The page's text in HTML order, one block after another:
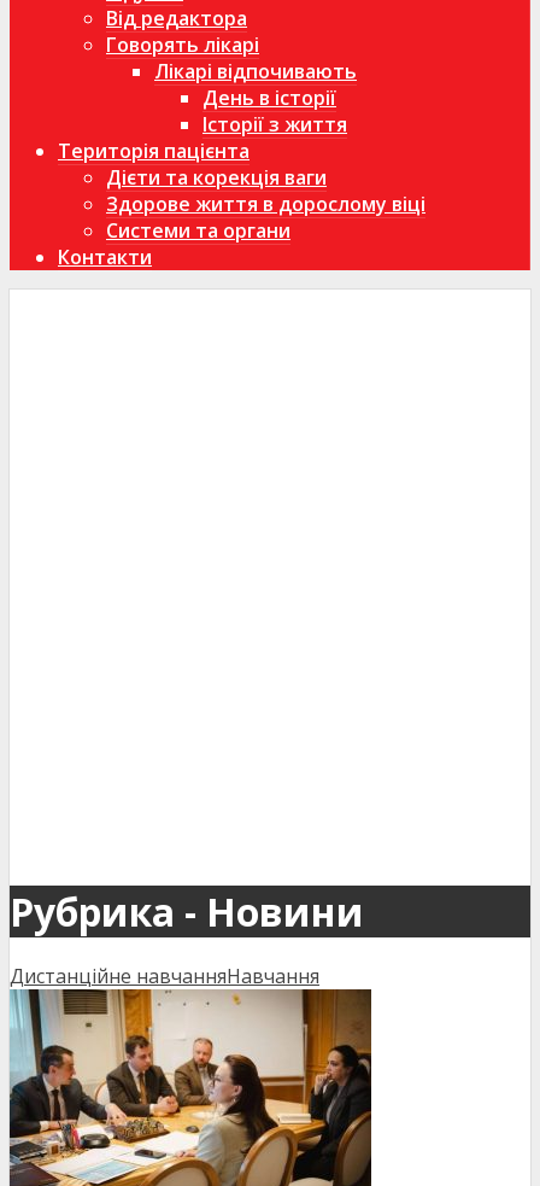
Від редактора
Говорять лікарі
Лікарі відпочивають
День в історії
Історії з життя
Територія пацієнта
Дієти та корекція ваги
Здорове життя в дорослому віці
Системи та органи
Контакти
Рубрика - Новини
Дистанційне навчанняНавчання